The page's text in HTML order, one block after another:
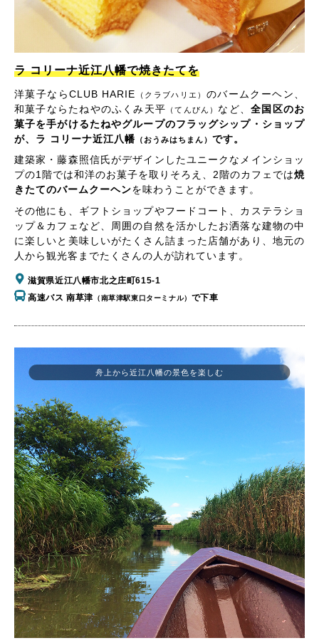
ラ コリーナ近江八幡で焼きたてを
洋菓子ならCLUB HARIE （クラブハリエ） のバームクーヘン、
和菓子ならたねやのふくみ天平 （てんびん） など、全国区のお
菓子を手がけるたねやグループのフラッグシップ・ショップ
が、ラ コリーナ近江八幡 （おうみはちまん） です。
建築家・藤森照信氏がデザインしたユニークなメインショッ
プの1階では和洋のお菓子を取りそろえ、2階のカフェでは焼
きたてのバームクーヘンを味わうことができます。
その他にも、ギフトショップやフードコート、カステラショ
ップ＆カフェなど、周囲の自然を活かしたお洒落な建物の中
に楽しいと美味しいがたくさん詰まった店舗があり、地元の
人から観光客までたくさんの人が訪れています。
滋賀県近江八幡市北之庄町615-1
高速バス 南草津 （南草津駅東口ターミナル） で下車
舟上から近江八幡の景色を楽しむ